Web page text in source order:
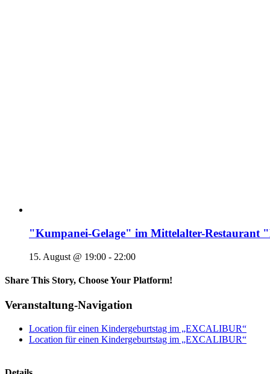
"Kumpanei-Gelage" im Mittelalter-
15. August @ 19:00 - 22:00
Share This Story, Choose Your Platform!
Veranstaltung-Navigation
Location für einen Kindergeburtstag im „EXCALIBUR“
Location für einen Kindergeburtstag im „EXCALIBUR“